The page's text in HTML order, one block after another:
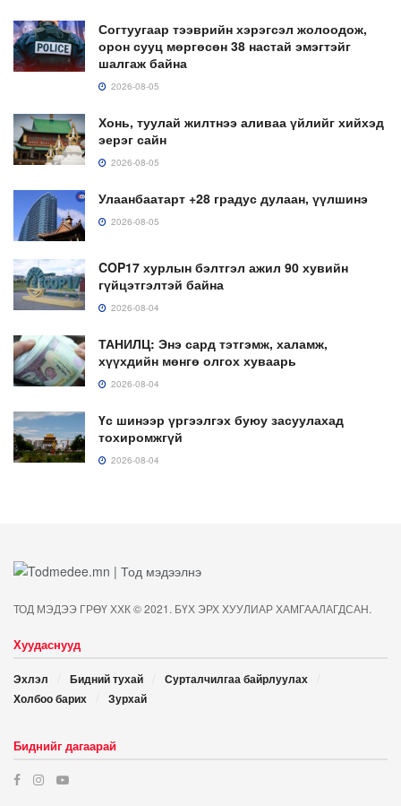
Согтуугаар тээврийн хэрэгсэл жолоодож,
орон сууц мөргөсөн 38 настай эмэгтэйг
шалгаж байна
2026-08-05
Хонь, туулай жилтнээ аливаа үйлийг хийхэд
эерэг сайн
2026-08-05
Улаанбаатарт +28 градус дулаан, үүлшинэ
2026-08-05
COP17 хурлын бэлтгэл ажил 90 хувийн
гүйцэтгэлтэй байна
2026-08-04
ТАНИЛЦ: Энэ сард тэтгэмж, халамж,
хүүхдийн мөнгө олгох хуваарь
2026-08-04
Үс шинээр үргээлгэх буюу засуулахад
тохиромжгүй
2026-08-04
ТОД МЭДЭЭ ГРӨҮ ХХК © 2021. БҮХ ЭРХ ХУУЛИАР ХАМГААЛАГДСАН.
Хуудаснууд
Эхлэл Бидний тухай
Сурталчилгаа байрлуулах
Холбоо барих
Зурхай
Биднийг дагаарай